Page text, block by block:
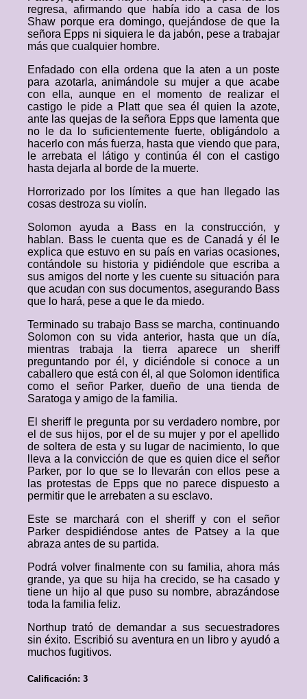
regresa, afirmando que había ido a casa de los
Shaw porque era domingo, quejándose de que la
señora Epps ni siquiera le da jabón, pese a trabajar
más que cualquier hombre.
Enfadado con ella ordena que la aten a un poste
para azotarla, animándole su mujer a que acabe
con ella, aunque en el momento de realizar el
castigo le pide a Platt que sea él quien la azote,
ante las quejas de la señora Epps que lamenta que
no le da lo suficientemente fuerte, obligándolo a
hacerlo con más fuerza, hasta que viendo que para,
le arrebata el látigo y continúa él con el castigo
hasta dejarla al borde de la muerte.
Horrorizado por los límites a que han llegado las
cosas destroza su violín.
Solomon ayuda a Bass en la construcción, y
hablan. Bass le cuenta que es de Canadá y él le
explica que estuvo en su país en varias ocasiones,
contándole su historia y pidiéndole que escriba a
sus amigos del norte y les cuente su situación para
que acudan con sus documentos, asegurando Bass
que lo hará, pese a que le da miedo.
Terminado su trabajo Bass se marcha, continuando
Solomon con su vida anterior, hasta que un día,
mientras trabaja la tierra aparece un sheriff
preguntando por él, y diciéndole si conoce a un
caballero que está con él, al que Solomon identifica
como el señor Parker, dueño de una tienda de
Saratoga y amigo de la familia.
El sheriff le pregunta por su verdadero nombre, por
el de sus hijos, por el de su mujer y por el apellido
de soltera de esta y su lugar de nacimiento, lo que
lleva a la convicción de que es quien dice el señor
Parker, por lo que se lo llevarán con ellos pese a
las protestas de Epps que no parece dispuesto a
permitir que le arrebaten a su esclavo.
Este se marchará con el sheriff y con el señor
Parker despidiéndose antes de Patsey a la que
abraza antes de su partida.
Podrá volver finalmente con su familia, ahora más
grande, ya que su hija ha crecido, se ha casado y
tiene un hijo al que puso su nombre, abrazándose
toda la familia feliz.
Northup trató de demandar a sus secuestradores
sin éxito. Escribió su aventura en un libro y ayudó a
muchos fugitivos.
Calificación: 3